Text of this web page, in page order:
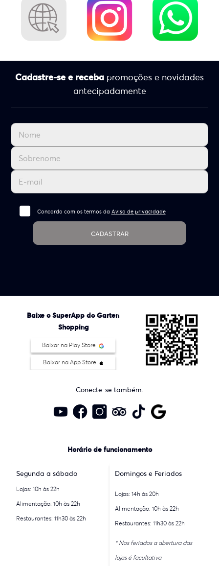
Cadastre-se e receba promoções e novidades
antecipadamente
Concordo com os termos da Aviso de privacidade
CADASTRAR
Baixe o SuperApp do Garten
Shopping
Baixar na Play Store
Baixar na App Store
Conecte-se também:
Horário de funcionamento
Segunda a sábado
Lojas: 10h às 22h
Alimentação: 10h às 22h
Restaurantes: 11h30 às 22h
Domingos e Feriados
Lojas: 14h às 20h
Alimentação: 10h às 22h
Restaurantes: 11h30 às 22h
* Nos feriados a abertura das
lojas é facultativa